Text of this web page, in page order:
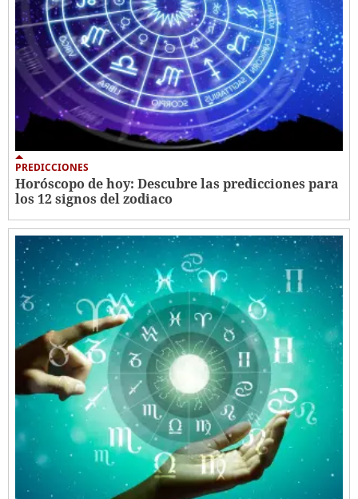
PREDICCIONES
Horóscopo de hoy: Descubre las predicciones para
los 12 signos del zodiaco